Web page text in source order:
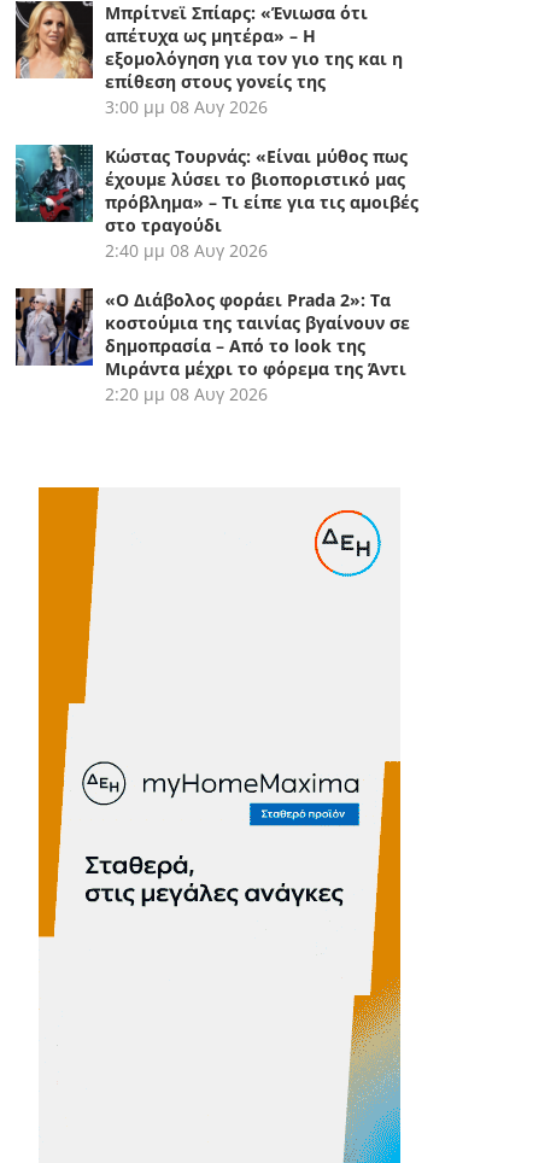
Μπρίτνεϊ Σπίαρς: «Ένιωσα ότι
απέτυχα ως μητέρα» – Η
εξομολόγηση για τον γιο της και η
επίθεση στους γονείς της
3:00 μμ 08 Αυγ 2026
Κώστας Τουρνάς: «Είναι μύθος πως
έχουμε λύσει το βιοποριστικό μας
πρόβλημα» – Τι είπε για τις αμοιβές
στο τραγούδι
2:40 μμ 08 Αυγ 2026
«Ο Διάβολος φοράει Prada 2»: Τα
κοστούμια της ταινίας βγαίνουν σε
δημοπρασία – Από το look της
Μιράντα μέχρι το φόρεμα της Άντι
2:20 μμ 08 Αυγ 2026